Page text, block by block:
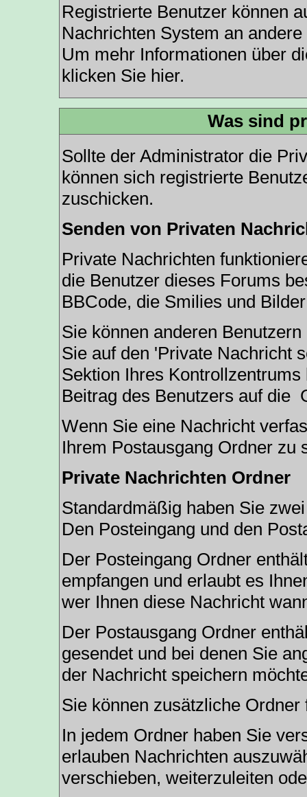
Registrierte Benutzer können
Nachrichten System an
Um mehr Informationen über
klicken Sie hier.
Was sind
Sollte der Administrator die
können sich registrierte
zuschicken.
Senden von Privaten
Private Nachrichten
die Benutzer dieses Forums
BBCode, die Smilies und
Sie können anderen
Sie auf den 'Private Nachricht
Sektion Ihres
Beitrag des Benutzers auf die
Wenn Sie eine Nachricht
Ihrem Postausgang Ordner zu
Private Nachrichten Ordner
Standardmäßig haben Sie
Den Posteingang und den
Der Posteingang Ordner
empfangen und erlaubt es
wer Ihnen diese Nachricht
Der Postausgang Ordner
gesendet und bei denen Sie
der Nachricht speichern
Sie können zusätzliche
In jedem Ordner haben Sie
erlauben Nachrichten
verschieben, weiterzuleiten